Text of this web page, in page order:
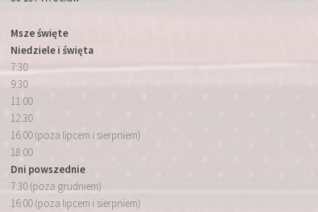
Msze święte
Niedziele i święta
7:30
9:30
11:00
12:30
16:00 (poza lipcem i sierpniem)
18:00
Dni powszednie
7:30 (poza grudniem)
16:00 (poza lipcem i sierpniem)